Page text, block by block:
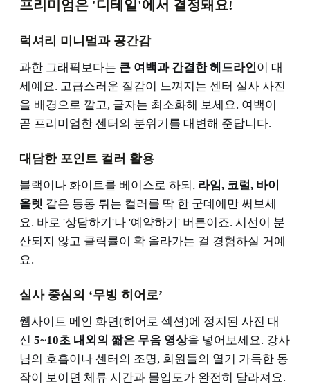
프리미엄은 '디테일'에서 결정돼요!
럭셔리 미니멀과 공간감
과한 그래픽보다는 큰 여백과 간결한 헤드라인이 대
세예요. 고급스러운 질감이 느껴지는 센터 실사 사진
을 배경으로 깔고, 글자는 최소화해 보세요. 여백이
곧 프리미엄한 센터의 분위기를 대변해 준답니다.
대담한 포인트 컬러 활용
블랙이나 화이트를 베이스로 하되, 라임, 코럴, 바이
올렛 같은 통통 튀는 컬러를 딱 한 군데에만 써보세
요. 바로 '상담하기'나 '예약하기' 버튼이죠. 시선이 분
산되지 않고 클릭률이 확 올라가는 걸 경험하실 거예
요.
실사 중심의 ‘무빙 히어로’
웹사이트 메인 화면(히어로 섹션)에 정지된 사진 대
신 5~10초 내외의 짧은 무음 영상을 넣어보세요. 강사
님의 호흡이나 센터의 조명, 회원들의 열기 가득한 동
작이 보이면 체류 시간과 몰입도가 완전히 달라져요.